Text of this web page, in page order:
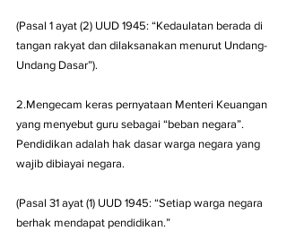
(Pasal 1 ayat (2) UUD 1945: “Kedaulatan berada di
tangan rakyat dan dilaksanakan menurut Undang-
Undang Dasar”).
2.Mengecam keras pernyataan Menteri Keuangan
yang menyebut guru sebagai “beban negara”.
Pendidikan adalah hak dasar warga negara yang
wajib dibiayai negara.
(Pasal 31 ayat (1) UUD 1945: “Setiap warga negara
berhak mendapat pendidikan.”